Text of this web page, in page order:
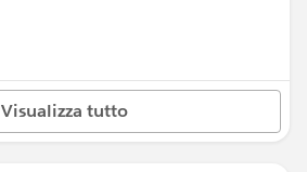
Visualizza tutto